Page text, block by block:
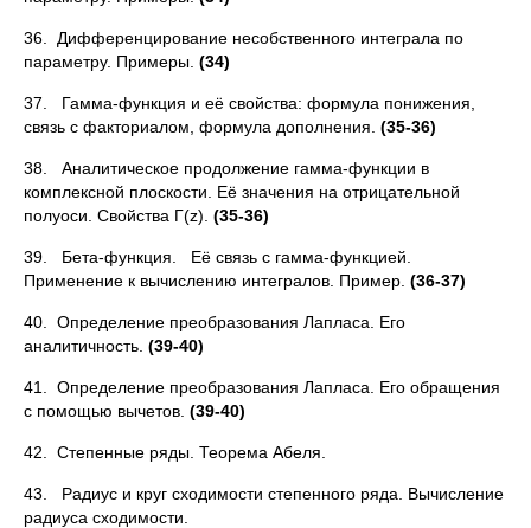
36. Дифференцирование несобственного интеграла по
параметру. Примеры. (34)
37. Гамма-функция и её свойства: формула понижения,
связь с факториалом, формула дополнения. (35-36)
38. Аналитическое продолжение гамма-функции в
комплексной плоскости. Её значения на отрицательной
полуоси. Свойства Г(z). (35-36)
39. Бета-функция. Её связь с гамма-функцией.
Применение к вычислению интегралов. Пример. (36-37)
40. Определение преобразования Лапласа. Его
аналитичность. (39-40)
41. Определение преобразования Лапласа. Его обращения
с помо­щью вычетов. (39-40)
42. Степенные ряды. Теорема Абеля.
43. Радиус и круг сходимости степенного ряда. Вычисление
ра­диуса сходимости.